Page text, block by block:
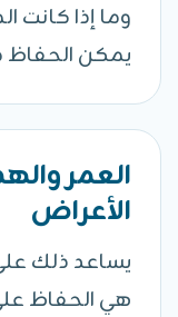
وما إذا
يمكن
العمر
الأعراض
يساعد ذلك على
هي الحفاظ